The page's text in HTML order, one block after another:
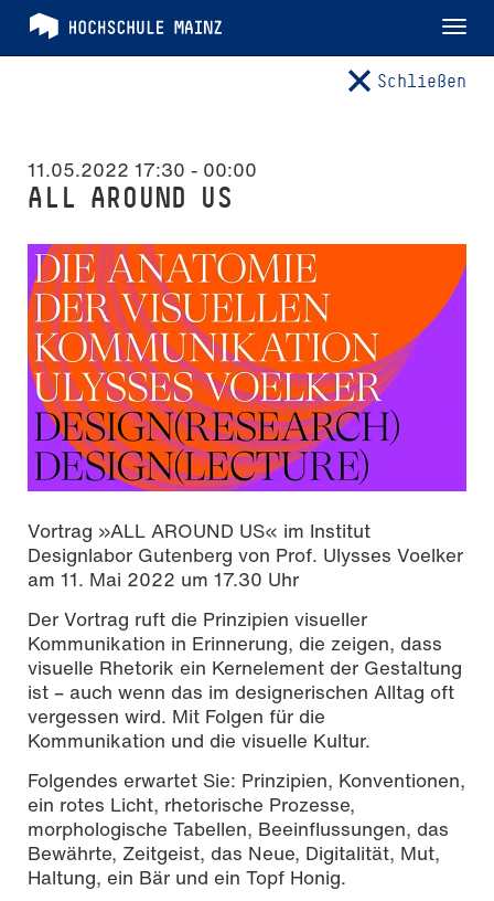
Schließen
11.05.2022 17:30 - 00:00
ALL AROUND US
Vortrag »ALL AROUND US« im Institut
Designlabor Gutenberg von Prof. Ulysses Voelker
am 11. Mai 2022 um 17.30 Uhr
Der Vortrag ruft die Prinzipien visueller
Kommunikation in Erinnerung, die zeigen, dass
visuelle Rhetorik ein Kernelement der Gestaltung
ist – auch wenn das im designerischen Alltag oft
vergessen wird. Mit Folgen für die
Kommunikation und die visuelle Kultur.
Folgendes erwartet Sie: Prinzipien, Konventionen,
ein rotes Licht, rhetorische Prozesse,
morphologische Tabellen, Beeinflussungen, das
Bewährte, Zeitgeist, das Neue, Digitalität, Mut,
Haltung, ein Bär und ein Topf Honig.